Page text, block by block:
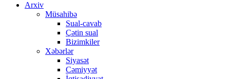
Arxiv
Müsahibə
Sual-cavab
Çətin sual
Bizimkiler
Xəbərlər
Siyasət
Cəmiyyət